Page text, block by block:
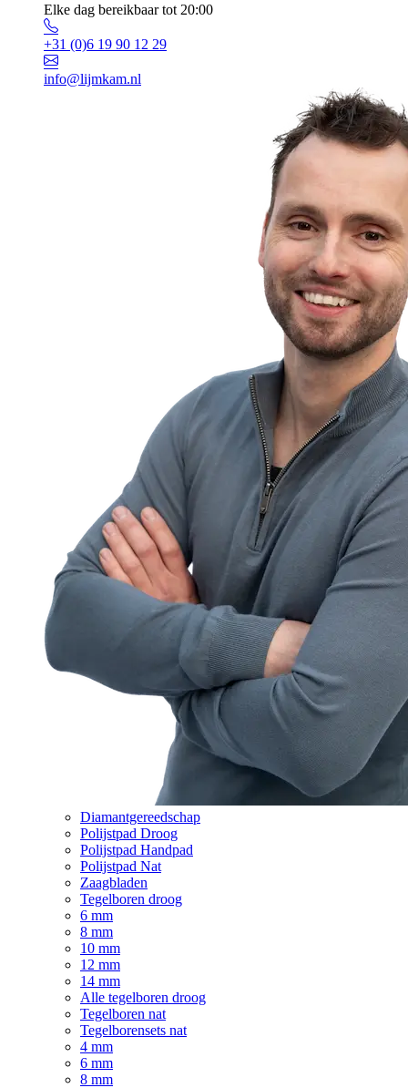
Elke dag bereikbaar tot 20:00
+31 (0)6 19 90 12 29
info@lijmkam.nl
Diamantgereedschap
Polijstpad Droog
Polijstpad Handpad
Polijstpad Nat
Zaagbladen
Tegelboren droog
6 mm
8 mm
10 mm
12 mm
14 mm
Alle tegelboren droog
Tegelboren nat
Tegelborensets nat
4 mm
6 mm
8 mm